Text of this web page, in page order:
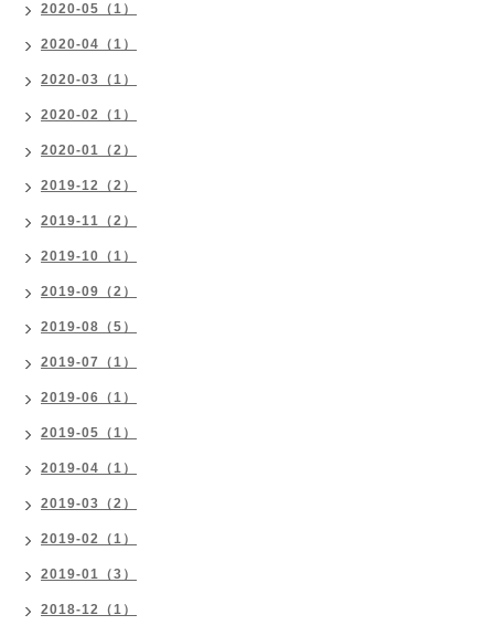
2020-05（1）
2020-04（1）
2020-03（1）
2020-02（1）
2020-01（2）
2019-12（2）
2019-11（2）
2019-10（1）
2019-09（2）
2019-08（5）
2019-07（1）
2019-06（1）
2019-05（1）
2019-04（1）
2019-03（2）
2019-02（1）
2019-01（3）
2018-12（1）